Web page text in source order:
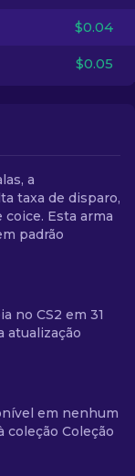
$0.04
$0.05
a
taxa de disparo,
Esta arma
padrão
no CS2 em 31
atualização
em nenhum
Coleção